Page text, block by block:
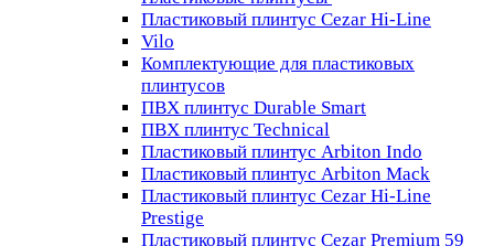
Пластиковый плинтус Cezar Hi-Line
Vilo
Комплектующие для пластиковых
плинтусов
ПВХ плинтус Durable Smart
ПВХ плинтус Technical
Пластиковый плинтус Arbiton Indo
Пластиковый плинтус Arbiton Mack
Пластиковый плинтус Cezar Hi-Line
Prestige
Пластиковый плинтус Cezar Premium 59